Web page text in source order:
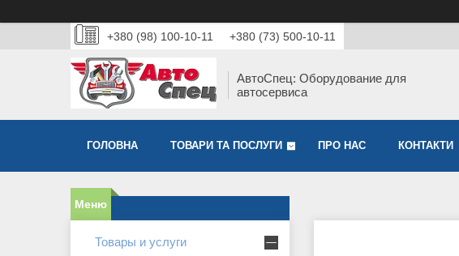
+380 (98) 100-10-11 +380 (73) 500-10-11
АвтоСпец: Оборудование для
автосервиса
ГОЛОВНА ТОВАРИ ТА ПОСЛУГИ ПРО НАС КОНТАКТИ
Товары и услуги